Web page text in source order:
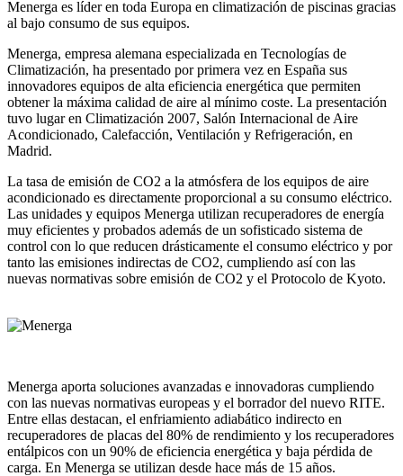
Menerga es líder en toda Europa en climatización de piscinas gracias
al bajo consumo de sus equipos.
Menerga, empresa alemana especializada en Tecnologías de
Climatización, ha presentado por primera vez en España sus
innovadores equipos de alta eficiencia energética que permiten
obtener la máxima calidad de aire al mínimo coste. La presentación
tuvo lugar en Climatización 2007, Salón Internacional de Aire
Acondicionado, Calefacción, Ventilación y Refrigeración, en
Madrid.
La tasa de emisión de CO2 a la atmósfera de los equipos de aire
acondicionado es directamente proporcional a su consumo eléctrico.
Las unidades y equipos Menerga utilizan recuperadores de energía
muy eficientes y probados además de un sofisticado sistema de
control con lo que reducen drásticamente el consumo eléctrico y por
tanto las emisiones indirectas de CO2, cumpliendo así con las
nuevas normativas sobre emisión de CO2 y el Protocolo de Kyoto.
Menerga aporta soluciones avanzadas e innovadoras cumpliendo
con las nuevas normativas europeas y el borrador del nuevo RITE.
Entre ellas destacan, el enfriamiento adiabático indirecto en
recuperadores de placas del 80% de rendimiento y los recuperadores
entálpicos con un 90% de eficiencia energética y baja pérdida de
carga. En Menerga se utilizan desde hace más de 15 años.